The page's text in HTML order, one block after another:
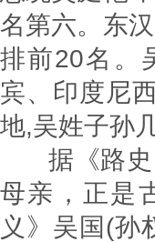
名第六。东
排前20名。
宾、印度尼
地,吴姓
据《路史·
母亲，正是
义》吴国(孙